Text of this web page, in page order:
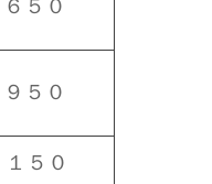
５０
５０
５０